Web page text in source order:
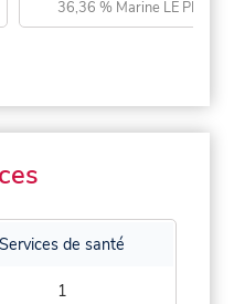
36,36 % Marine LE PEN
Services de santé
1